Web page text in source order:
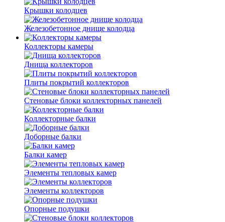
Крышки колодцев
Железобетонное днище колодца
Коллекторы камеры
Днища коллекторов
Плиты покрытий коллекторов
Стеновые блоки коллекторных панелей
Коллекторные балки
Доборные балки
Балки камер
Элементы тепловых камер
Элементы коллекторов
Опорные подушки